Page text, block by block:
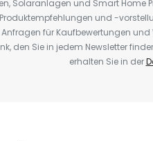
Solaranlagen und Smart Home
und -
für Kaufbewertungen
den Sie in jedem Newsletter
erhalten Sie in der